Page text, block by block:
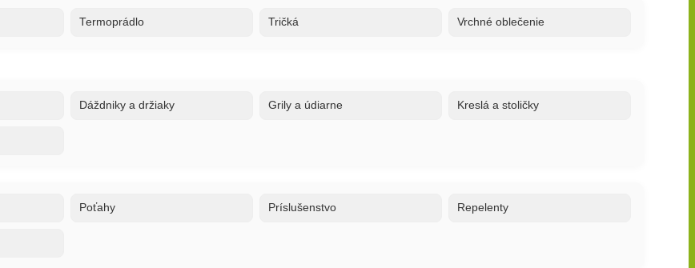
Termoprádlo Tričká Vrchné oblečenie
Dáždniky a držiaky Grily a údiarne Kreslá a stoličky
Poťahy Príslušenstvo Repelenty